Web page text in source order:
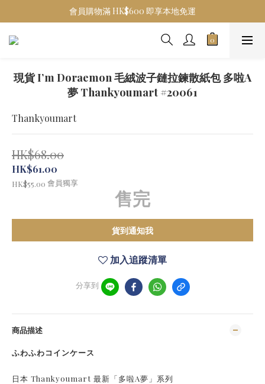
會員購物滿 HK$600 即享本地免運
現貨 I’m Doraemon 毛絨波子鏈拉鍊散紙包 多啦A
夢 Thankyoumart #20061
Thankyoumart
HK$68.00
HK$61.00
HK$55.00 會員獨享
售完
貨到通知我
加入追蹤清單
分享到
商品描述
ふわふわコインケース
日本 Thankyoumart 最新「多啦A夢」系列